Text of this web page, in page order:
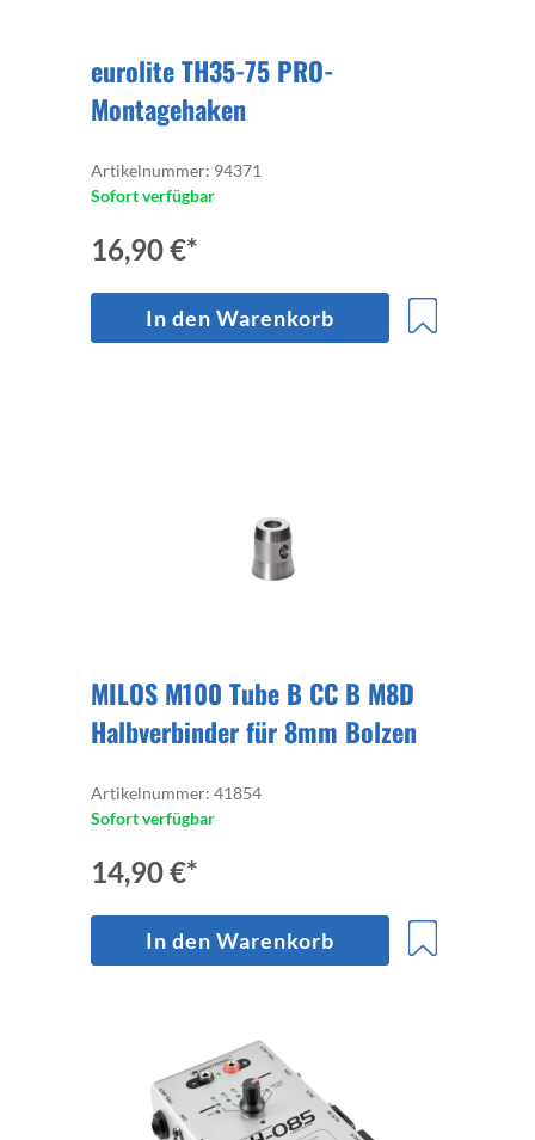
eurolite TH35-75 PRO-
Montagehaken
Artikelnummer: 94371
Sofort verfügbar
16,90 €*
In den Warenkorb
MILOS M100 Tube B CC B M8D
Halbverbinder für 8mm Bolzen
Artikelnummer: 41854
Sofort verfügbar
14,90 €*
In den Warenkorb